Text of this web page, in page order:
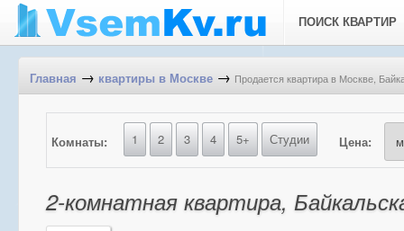
ПОИСК КВАРТИР
Главная → квартиры в Москве → Продается квартира в Москве,
Комнаты: 1 2 3 4 5+ Студии Цена:
2-комнатная квартира,